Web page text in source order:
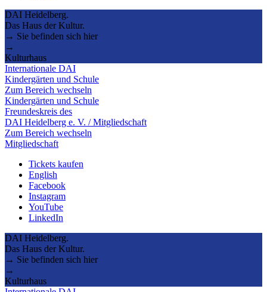
DAI Heidelberg.
Das Haus der Kultur.
→ Sie befinden sich hier
→
Kulturhaus
Internationale DAI
Kindergärten und Schule
Zum Bereich wechseln
Kindergärten und Schule
Freundeskreis des
DAI Heidelberg e. V. / Mitgliedschaft
Zum Bereich wechseln
Mitgliedschaft
Tickets kaufen
English
Facebook
Instagram
YouTube
LinkedIn
DAI Heidelberg.
Das Haus der Kultur.
→ Sie befinden sich hier
→
Kulturhaus